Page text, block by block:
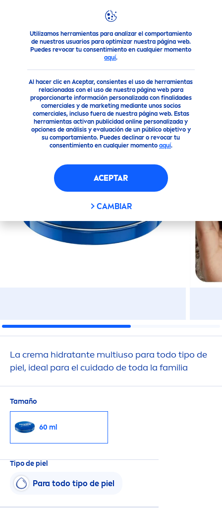
Utilizamos herramientas para analizar el comportamiento
de nuestros usuarios para optimizar nuestra página web.
Puedes revocar tu consentimiento en cualquier momento
aquí.
Al hacer clic en Aceptar, consientes el uso de herramientas
relacionadas con el uso de nuestra página web para
proporcionarte información personalizada con finalidades
comerciales y de marketing mediante unos socios
comerciales, incluso fuera de nuestra página web. Estas
herramientas activan publicidad online personalizada y
opciones de análisis y evaluación de un público objetivo y
su comportamiento. Puedes declinar o revocar tu
consentimiento en cualquier momento aquí.
ACEPTAR
CAMBIAR
Nuestros Productos Cuidado Corporal Cuidado Corporal
(6)
NIVEA CREME(60ML)
La crema hidratante multiuso para todo tipo de
piel, ideal para el cuidado de toda la familia
Tamaño
60 ml
Tipo de piel
Para todo tipo de piel